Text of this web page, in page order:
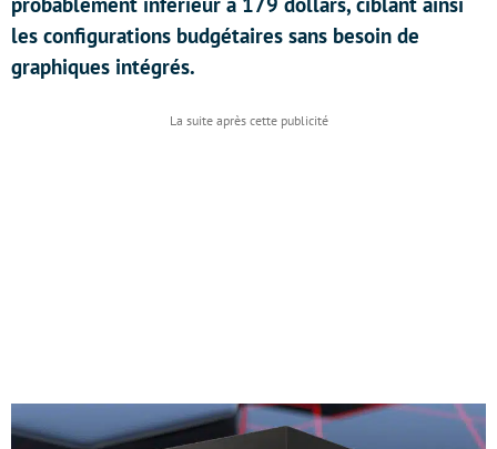
les configurations budgétaires sans besoin de
graphiques intégrés.